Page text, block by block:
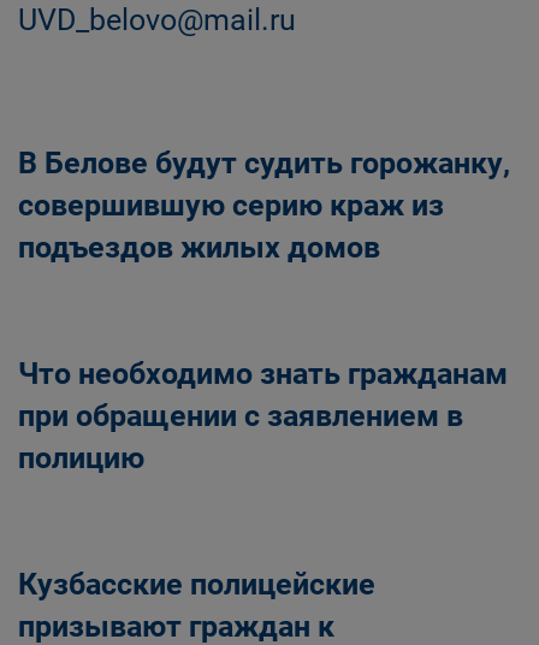
UVD_belovo@mail.ru
В Белове будут судить горожанку,
совершившую серию краж из
подъездов жилых домов
Что необходимо знать гражданам
при обращении с заявлением в
полицию
Кузбасские полицейские
призывают граждан к